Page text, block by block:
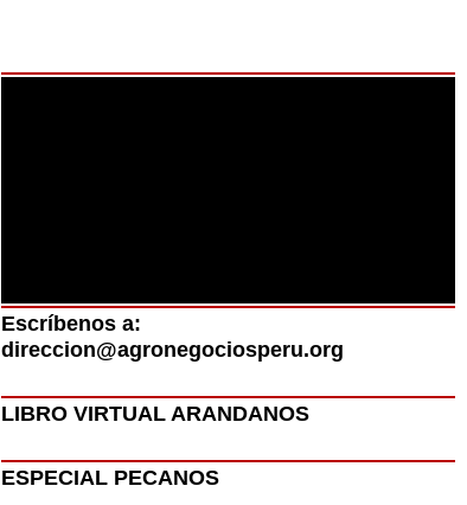
Escríbenos a:
direccion@agronegociosperu.org
LIBRO VIRTUAL ARANDANOS
ESPECIAL PECANOS